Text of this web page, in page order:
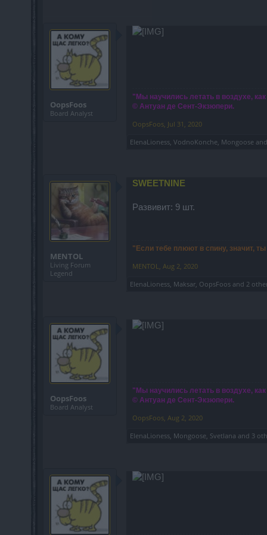
OopsFoos
Board Analyst
"Мы научились летать в воздухе,
© Антуан де Сент-Экзюпери.
OopsFoos, Jul 31, 2020
ElenaLioness, VodnoKonche, Mongoose and
MENTOL
Living Forum
Legend
SWEETNINE
Развивит: 9 шт.
"Если тебе плюют в спину, значит,
MENTOL, Aug 2, 2020
ElenaLioness, Maksar, OopsFoos and 2
OopsFoos
Board Analyst
"Мы научились летать в воздухе,
© Антуан де Сент-Экзюпери.
OopsFoos, Aug 2, 2020
ElenaLioness, Mongoose, Svetlana and 3